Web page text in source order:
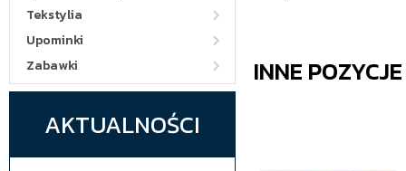
Tekstylia
Upominki
Zabawki
AKTUALNOŚCI
INNE